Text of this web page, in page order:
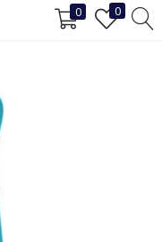
0 0
REGISTRO
para iniciar sesión.